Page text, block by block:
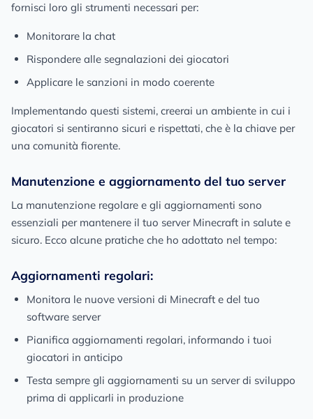
fornisci loro gli strumenti necessari per:
Monitorare la chat
Rispondere alle segnalazioni dei giocatori
Applicare le sanzioni in modo coerente
Implementando questi sistemi, creerai un ambiente in cui i
giocatori si sentiranno sicuri e rispettati, che è la chiave per
una comunità fiorente.
Manutenzione e aggiornamento del tuo server
La manutenzione regolare e gli aggiornamenti sono
essenziali per mantenere il tuo server Minecraft in salute e
sicuro. Ecco alcune pratiche che ho adottato nel tempo:
Aggiornamenti regolari:
Monitora le nuove versioni di Minecraft e del tuo
software server
Pianifica aggiornamenti regolari, informando i tuoi
giocatori in anticipo
Testa sempre gli aggiornamenti su un server di sviluppo
prima di applicarli in produzione